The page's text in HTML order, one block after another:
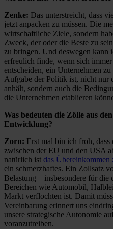
Zenke: Das unterstreicht, dass
jetzt anpacken zu müssen. Die
wirtschaftliche Ziele, sondern
Zweck, der oder die Beste zu
zu bringen. Und deswegen kann
erfreulich finde, wenn sich
entscheiden, ein Unternehmen
Aufgabe der Politik ist, nicht nur
anhält, sondern auch die
die Unternehmen etablieren
Was bedeuten die Zölle aus
Entwicklung?
Zorn: Erst mal bin ich froh,
zwischen der EU und den USA
natürlich ist das
ein schmerzhaftes. Ein Zollsatz
Belastung – insbesondere für die
Bereichen wie Automobil,
Markt verflochten ist. Damit
Vereinbarung erinnert uns
unsere strategische Autonomie
voranzutreiben.